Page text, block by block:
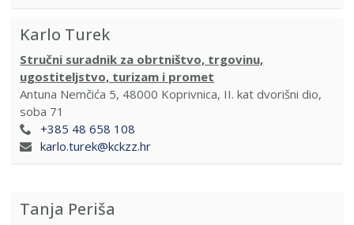
Karlo Turek
Stručni suradnik za obrtništvo, trgovinu,
ugostiteljstvo, turizam i promet
Antuna Nemčića 5, 48000 Koprivnica, II. kat dvorišni dio,
soba 71
+385 48 658 108
karlo.turek@kckzz.hr
Tanja Periša